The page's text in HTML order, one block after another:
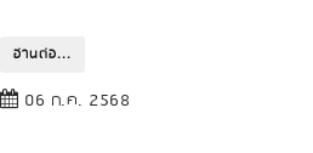
อ่านต่อ...
06 ก.ค. 2568